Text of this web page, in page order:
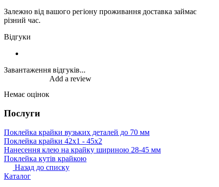
Залежно від вашого регіону проживання доставка займає
різний час.
Відгуки
Завантаження відгуків...
Немає оцінок
Add a review
Послуги
Поклейка крайки вузьких деталей до 70 мм
Поклейка крайки 42х1 ‐ 45х2
Нанесення клею на крайку шириною 28-45 мм
Поклейка кутів крайкою
Назад до списку
Каталог